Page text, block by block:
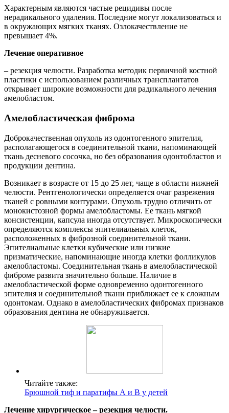
Характерным являются частые рецидивы после
нерадикального удаления. Последние могут локализоваться и
в окружающих мягких тканях. Озлокачествление не
превышает 4%.
Лечение оперативное
– резекция челюсти. Разработка методик первичной костной
пластики с использованием различных трансплантатов
открывает широкие возможности для радикального лечения
амелобластом.
Амелобластическая фиброма
Доброкачественная опухоль из одонтогенного эпителия,
располагающегося в соединительной ткани, напоминающей
ткань десневого сосочка, но без образования одонтобластов и
продукции дентина.
Возникает в возрасте от 15 до 25 лет, чаще в области нижней
челюсти. Рентгенологически определяется очаг разрежения
тканей с ровными контурами. Опухоль трудно отличить от
монокистозной формы амелобластомы. Ее ткань мягкой
консистенции, капсула иногда отсутствует. Микроскопически
определяются комплексы эпителиальных клеток,
расположенных в фиброзной соединительной ткани.
Эпителиальные клетки кубические или низкие
призматические, напоминающие иногда клетки фолликулов
амелобластомы. Соединительная ткань в амелобластической
фиброме развита значительно больше. Наличие в
амелобластической форме одновременно одонтогенного
эпителия и соединительной ткани приближает ее к сложным
одонтомам. Однако в амелобластических фибромах признаков
образования дентина не обнаруживается.
Читайте также:
Брюшной тиф и паратифы А и В у детей
Лечение хирургическое – резекция челюсти.